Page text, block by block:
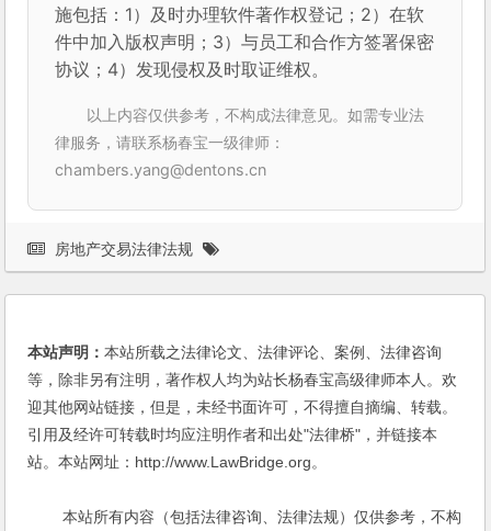
施包括：1）及时办理软件著作权登记；2）在软
件中加入版权声明；3）与员工和合作方签署保密
协议；4）发现侵权及时取证维权。
以上内容仅供参考，不构成法律意见。如需专业法
律服务，请联系杨春宝一级律师：
chambers.yang@dentons.cn
房地产交易法律法规
本站声明：本站所载之法律论文、法律评论、案例、法律咨询
等，除非另有注明，著作权人均为站长杨春宝高级律师本人。欢
迎其他网站链接，但是，未经书面许可，不得擅自摘编、转载。
引用及经许可转载时均应注明作者和出处"法律桥"，并链接本
站。本站网址：http://www.LawBridge.org。
本站所有内容（包括法律咨询、法律法规）仅供参考，不构